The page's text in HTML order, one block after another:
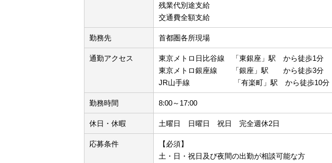
残業代別途支給
交通費全額支給
勤務先 首都圏各所現場
通勤アクセス
東京メトロ日比谷線 「東銀座」駅 から徒歩1分
東京メトロ銀座線 「銀座」駅 から徒歩3分
JR山手線 「有楽町」駅 から徒歩10分
勤務時間 8:00～17:00
休日・休暇 土曜日 日曜日 祝日 完全週休2日
応募条件
【必須】
土・日・祝日及び夜間の出勤が相談可能な方